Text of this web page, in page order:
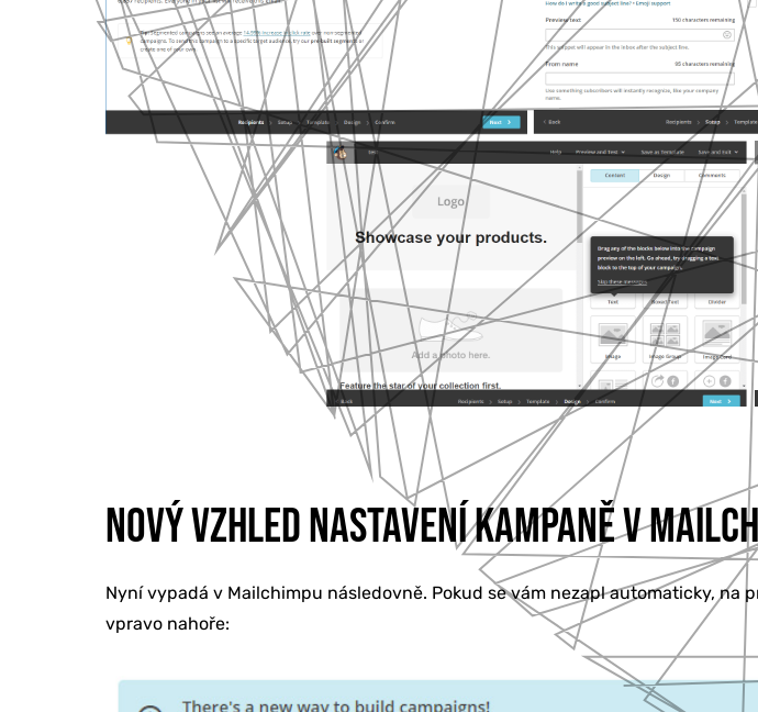
NOVÝ VZHLED NASTAVENÍ KAMPANĚ V
Nyní vypadá v Mailchimpu následovně. Pokud se vám nezapl automaticky,
vpravo nahoře: